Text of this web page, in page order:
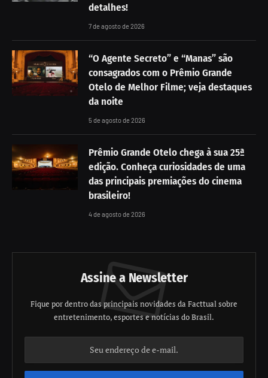
detalhes!
7 de agosto de 2026
“O Agente Secreto” e “Manas” são
consagrados com o Prêmio Grande
Otelo de Melhor Filme; veja destaques
da noite
5 de agosto de 2026
Prêmio Grande Otelo chega à sua 25ª
edição. Conheça curiosidades de uma
das principais premiações do cinema
brasileiro!
4 de agosto de 2026
Assine a Newsletter
Fique por dentro das principais novidades da Facttual sobre
entretenimento, esportes e notícias do Brasil.